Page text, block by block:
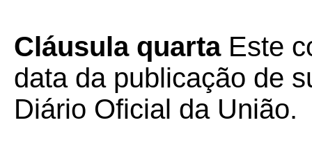
Cláusula quartaEste
data da publicação de
Diário Oficial da União.